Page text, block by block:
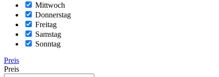
Mittwoch
Donnerstag
Freitag
Samstag
Sonntag
Preis
Preis